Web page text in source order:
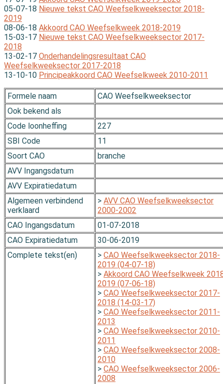
05-07-18 Nieuwe tekst CAO Weefselkweeksector 2018-
2019
08-06-18 Akkoord CAO Weefselkweek 2018-2019
15-03-17 Nieuwe tekst CAO Weefselkweeksector 2017-
2018
13-02-17 Onderhandelingsresultaat CAO
Weefselkweeksector 2017-2018
13-10-10 Principeakkoord CAO Weefselkweek 2010-2011
Formele naam
CAO Weefselkweeksector
Ook bekend als
Code loonheffing
227
SBI Code
11
Soort CAO
branche
AVV Ingangsdatum
AVV Expiratiedatum
Algemeen verbindend
verklaard
> AVV CAO Weefselkweeksector
2000-2002
CAO Ingangsdatum
01-07-2018
CAO Expiratiedatum
30-06-2019
Complete tekst(en)
> CAO Weefselkweeksector 2018-
2019 (04-07-18)
> Akkoord CAO Weefselkweek
2019 (07-06-18)
> CAO Weefselkweeksector 2017-
2018 (14-03-17)
> CAO Weefselkweeksector 2011-
2013
> CAO Weefselkweeksector 2010-
2011
> CAO Weefselkweeksector 2008-
2010
> CAO Weefselkweeksector 2006-
2008